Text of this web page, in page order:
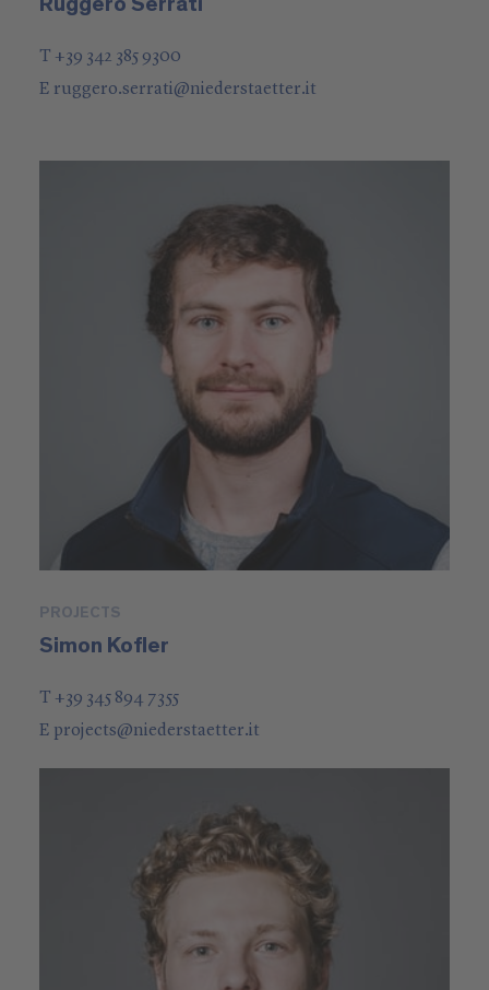
T +39 342 385 9300
E ruggero.serrati@niederstaetter.it
PROJECTS
Simon Kofler
T +39 345 894 7355
E projects@niederstaetter.it